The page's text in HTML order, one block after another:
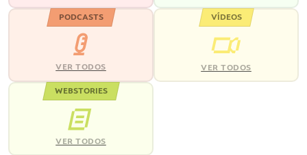
PODCASTS
VER TODOS
VÍDEOS
VER TODOS
WEBSTORIES
VER TODOS